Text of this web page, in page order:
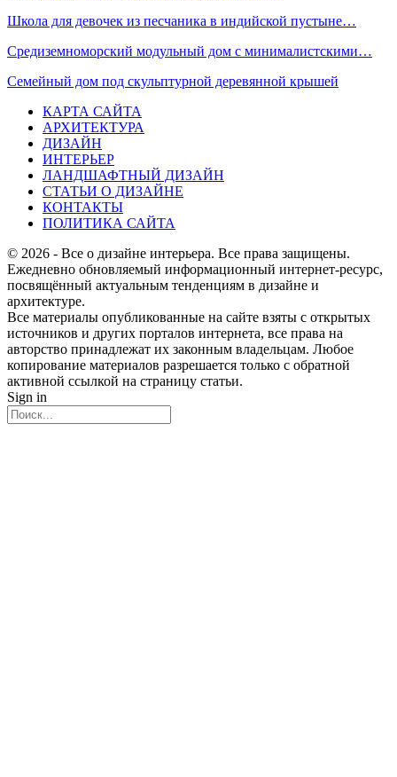
Школа для девочек из песчаника в индийской пустыне…
Средиземноморский модульный дом с минималистскими…
Семейный дом под скульптурной деревянной крышей
КАРТА САЙТА
АРХИТЕКТУРА
ДИЗАЙН
ИНТЕРЬЕР
ЛАНДШАФТНЫЙ ДИЗАЙН
СТАТЬИ О ДИЗАЙНЕ
КОНТАКТЫ
ПОЛИТИКА САЙТА
© 2026 - Все о дизайне интерьера. Все права защищены.
Ежедневно обновляемый информационный интернет-ресурс,
посвящённый актуальным тенденциям в дизайне и
архитектуре.
Все материалы опубликованные на сайте взяты с открытых
источников и других порталов интернета, все права на
авторство принадлежат их законным владельцам. Любое
копирование материалов разрешается только с обратной
активной ссылкой на страницу статьи.
Sign in